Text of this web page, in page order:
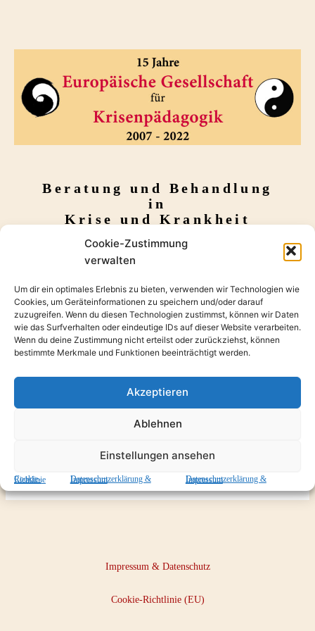
Cookie-Zustimmung
verwalten
Um dir ein optimales Erlebnis zu bieten, verwenden wir Technologien wie
Cookies, um Geräteinformationen zu speichern und/oder darauf
zuzugreifen. Wenn du diesen Technologien zustimmst, können wir Daten
wie das Surfverhalten oder eindeutige IDs auf dieser Website verarbeiten.
Wenn du deine Zustimmung nicht erteilst oder zurückziehst, können
bestimmte Merkmale und Funktionen beeinträchtigt werden.
Akzeptieren
Ablehnen
Einstellungen ansehen
Cookie-Richtlinie Datenschutzerklärung & Impressum Datenschutzerklärung & Impressum
Beratung und Behandlung
in
Krise und Krankheit
Autorenname: admin
Es scheint, als ob wir nicht das finden konnten, wonach du
Impressum & Datenschutz
Cookie-Richtlinie (EU)